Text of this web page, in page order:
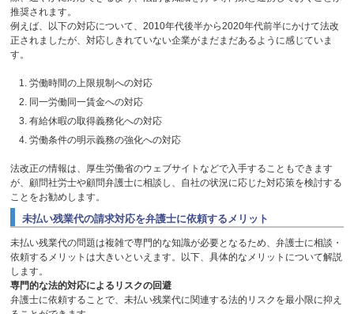
推奨されます。
例えば、以下の対応について、2010年代後半から2020年代前半にかけて法改
正されましたが、対応しきれていない企業がまだまだあるように感じていま
す。
労働時間の上限規制への対応
同一労働同一賃金への対応
有給休暇の取得義務化への対応
労働条件の明示義務の強化への対応
法改正の情報は、厚生労働省のウェブサイトなどで入手することもできます
が、顧問社労士や顧問弁護士に相談し、自社の状況に応じた対応策を検討する
ことをお勧めします。
未払い残業代の請求対応を弁護士に依頼するメリット
未払い残業代の問題は複雑で専門的な知識が必要となるため、弁護士に相談・
依頼するメリットは大きいといえます。以下、具体的なメリットについて解説
します。
専門的な法的対応によるリスクの回避
弁護士に依頼することで、未払い残業代に関連する法的リスクを最小限に抑え